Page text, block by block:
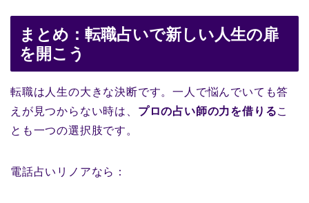
まとめ：転職占いで新しい人生の扉
を開こう
転職は人生の大きな決断です。一人で悩んでいても答
えが見つからない時は、 プロの占い師の力を借りるこ
とも一つの選択肢です。
電話占いリノアなら：